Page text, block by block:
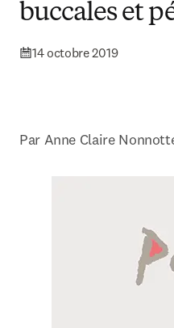
buccales et
14 octobre 2019
Par Anne Claire